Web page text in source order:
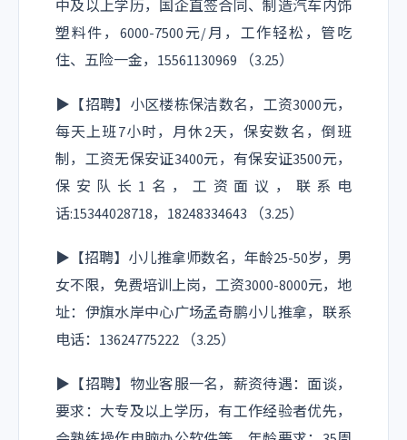
中及以上学历，国企直签合同、制造汽车内饰
塑料件，6000-7500元/月，工作轻松，管吃
住、五险一金，15561130969 （3.25）
▶【招聘】小区楼栋保洁数名，工资3000元，
每天上班7小时，月休2天，保安数名，倒班
制，工资无保安证3400元，有保安证3500元，
保安队长1名，工资面议，联系电
话:15344028718，18248334643 （3.25）
▶【招聘】小儿推拿师数名，年龄25-50岁，男
女不限，免费培训上岗，工资3000-8000元，地
址：伊旗水岸中心广场孟奇鹏小儿推拿，联系
电话：13624775222 （3.25）
▶【招聘】物业客服一名，薪资待遇：面谈，
要求：大专及以上学历，有工作经验者优先，